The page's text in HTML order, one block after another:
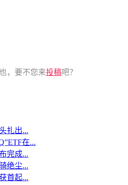
，要不您来投稿吧？
扎出...
在...
完成...
绝尘...
首起...